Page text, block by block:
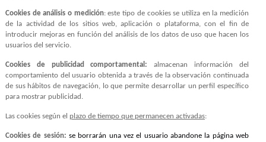
Cookies de análisis o medición: este tipo de cookies se utiliza en la medición
de la actividad de los sitios web, aplicación o plataforma, con el fin de
introducir mejoras en función del análisis de los datos de uso que hacen los
usuarios del servicio.
Cookies de publicidad comportamental:
almacenan información del
comportamiento del usuario obtenida a través de la observación continuada
de sus hábitos de navegación, lo que permite desarrollar un perfil específico
para mostrar publicidad.
Las cookies según el plazo de tiempo que permanecen activadas:
Cookies de sesión: se borrarán una vez el usuario abandone la página web